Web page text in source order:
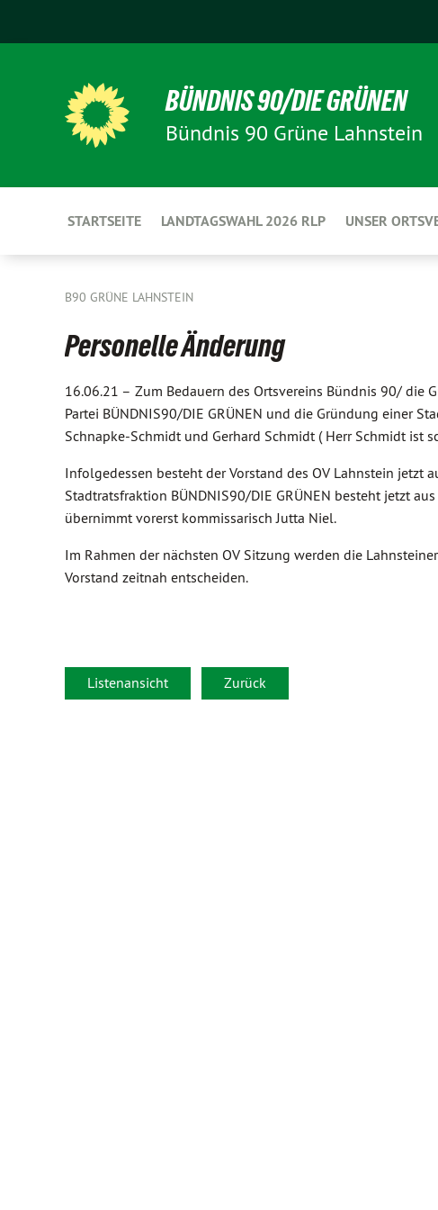
BÜNDNIS 90/DIE GRÜNEN
Bündnis 90 Grüne Lahnstein
STARTSEITE LANDTAGSWAHL 2026 RLP UNSER
B90 GRÜNE LAHNSTEIN
Personelle Änderung
16.06.21 – Zum Bedauern des Ortsvereins Bündnis 90/ die
Partei BÜNDNIS90/DIE GRÜNEN und die Gründung einer
Schnapke-Schmidt und Gerhard Schmidt ( Herr Schmidt ist
Infolgedessen besteht der Vorstand des OV Lahnstein jetzt
Stadtratsfraktion BÜNDNIS90/DIE GRÜNEN besteht jetzt
übernimmt vorerst kommissarisch Jutta Niel.
Im Rahmen der nächsten OV Sitzung werden die
Vorstand zeitnah entscheiden.
Listenansicht Zurück